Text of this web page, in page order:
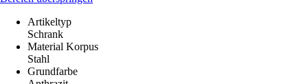
Artikeltyp
Schrank
Material Korpus
Stahl
Grundfarbe